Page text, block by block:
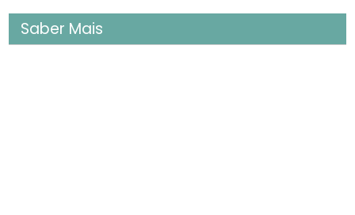
Saber Mais